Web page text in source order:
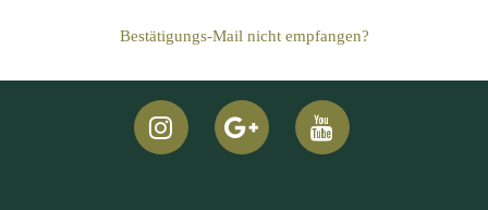
Bestätigungs-Mail nicht empfangen?